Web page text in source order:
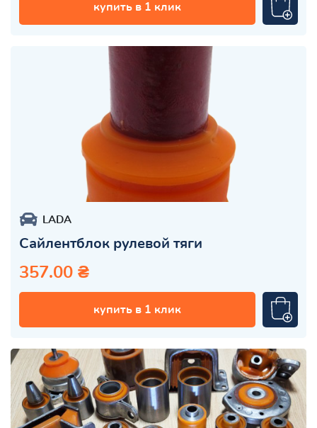
купить в 1 клик
LADA
Сайлентблок рулевой тяги
357.00 ₴
купить в 1 клик